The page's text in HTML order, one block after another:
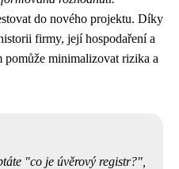
do nového projektu. Díky
firmy, její hospodaření a
pomůže minimalizovat rizika a
"co je úvěrový registr?",